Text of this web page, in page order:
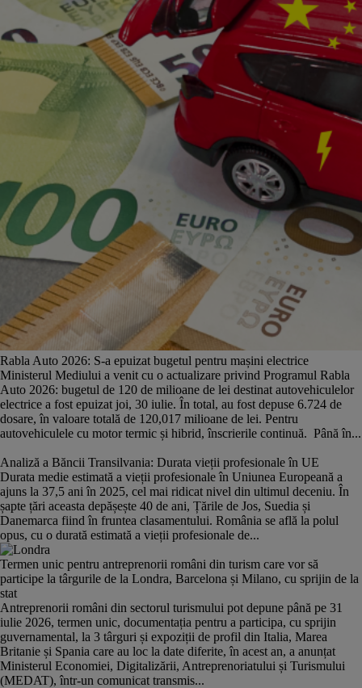
Rabla Auto 2026: S-a epuizat bugetul pentru mașini electrice
Ministerul Mediului a venit cu o actualizare privind Programul Rabla
Auto 2026: bugetul de 120 de milioane de lei destinat autovehiculelor
electrice a fost epuizat joi, 30 iulie. În total, au fost depuse 6.724 de
dosare, în valoare totală de 120,017 milioane de lei. Pentru
autovehiculele cu motor termic și hibrid, înscrierile continuă. Până în...
Analiză a Băncii Transilvania: Durata vieții profesionale în UE
Durata medie estimată a vieții profesionale în Uniunea Europeană a
ajuns la 37,5 ani în 2025, cel mai ridicat nivel din ultimul deceniu. În
șapte țări aceasta depășește 40 de ani, Țările de Jos, Suedia și
Danemarca fiind în fruntea clasamentului. România se află la polul
opus, cu o durată estimată a vieții profesionale de...
Termen unic pentru antreprenorii români din turism care vor să
participe la târgurile de la Londra, Barcelona și Milano, cu sprijin de la
stat
Antreprenorii români din sectorul turismului pot depune până pe 31
iulie 2026, termen unic, documentația pentru a participa, cu sprijin
guvernamental, la 3 târguri și expoziții de profil din Italia, Marea
Britanie și Spania care au loc la date diferite, în acest an, a anunțat
Ministerul Economiei, Digitalizării, Antreprenoriatului și Turismului
(MEDAT), într-un comunicat transmis...